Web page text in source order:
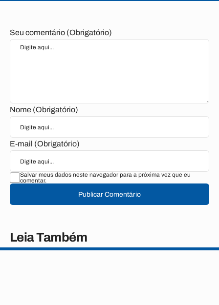
Seu comentário (Obrigatório)
Nome (Obrigatório)
E-mail (Obrigatório)
Salvar meus dados neste navegador para a próxima vez que eu
comentar.
Publicar Comentário
Leia Também